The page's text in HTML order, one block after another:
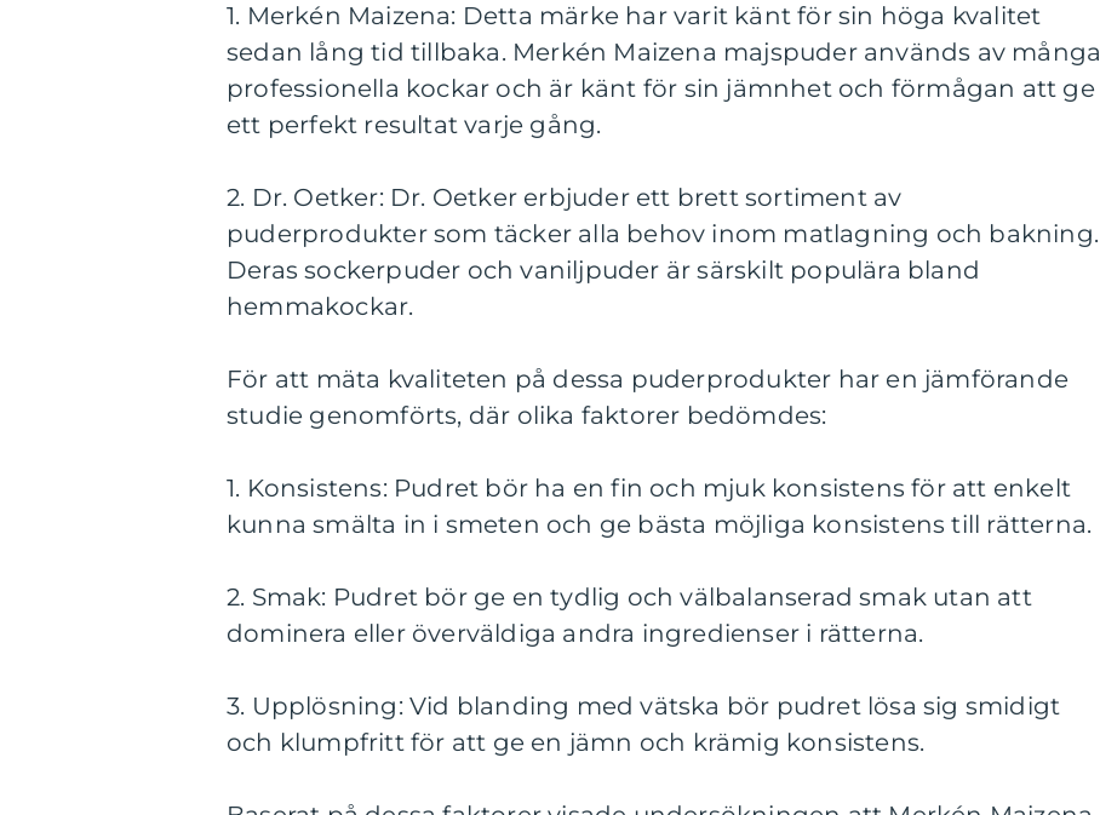
1. Merkén Maizena: Detta märke har varit känt för sin höga kvalitet
sedan lång tid tillbaka. Merkén Maizena majspuder används av många
professionella kockar och är känt för sin jämnhet och förmågan att ge
ett perfekt resultat varje gång.
2. Dr. Oetker: Dr. Oetker erbjuder ett brett sortiment av
puderprodukter som täcker alla behov inom matlagning och bakning.
Deras sockerpuder och vaniljpuder är särskilt populära bland
hemmakockar.
För att mäta kvaliteten på dessa puderprodukter har en jämförande
studie genomförts, där olika faktorer bedömdes:
1. Konsistens: Pudret bör ha en fin och mjuk konsistens för att enkelt
kunna smälta in i smeten och ge bästa möjliga konsistens till rätterna.
2. Smak: Pudret bör ge en tydlig och välbalanserad smak utan att
dominera eller överväldiga andra ingredienser i rätterna.
3. Upplösning: Vid blanding med vätska bör pudret lösa sig smidigt
och klumpfritt för att ge en jämn och krämig konsistens.